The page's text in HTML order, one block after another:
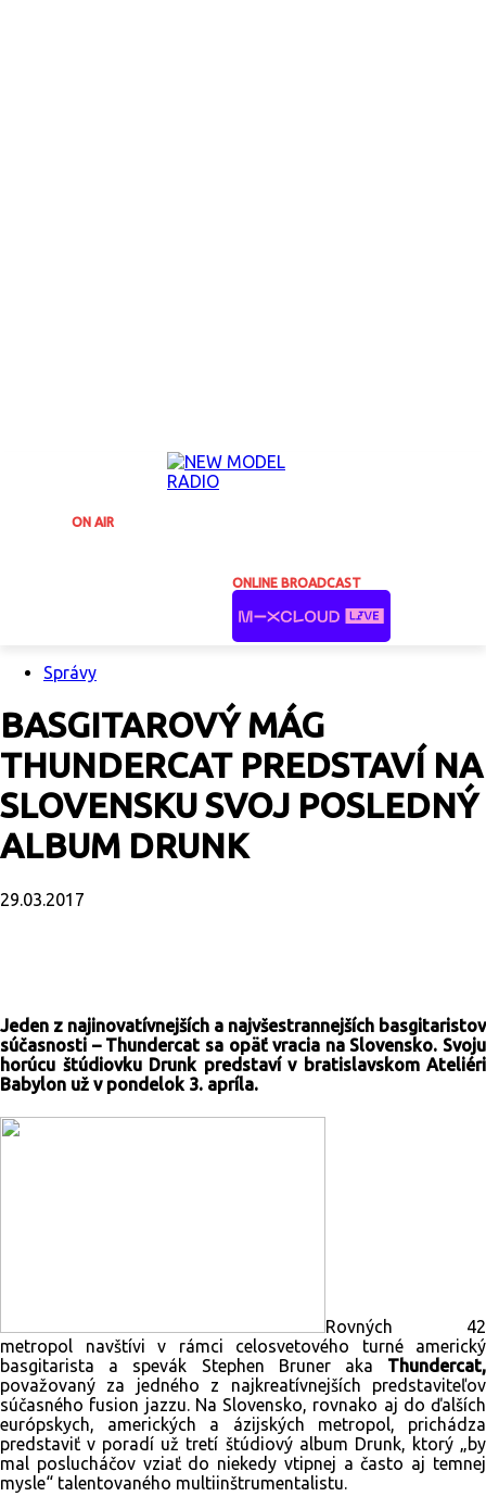
ON AIR
ONLINE BROADCAST
Správy
BASGITAROVÝ MÁG
THUNDERCAT PREDSTAVÍ NA
SLOVENSKU SVOJ POSLEDNÝ
ALBUM DRUNK
29.03.2017
Jeden z najinovatívnejších a najvšestrannejších basgitaristov
súčasnosti – Thundercat sa opäť vracia na Slovensko. Svoju
horúcu štúdiovku Drunk predstaví v bratislavskom Ateliéri
Babylon už v pondelok 3. apríla.
Rovných 42
metropol navštívi v rámci celosvetového turné americký
basgitarista a spevák Stephen Bruner aka Thundercat,
považovaný za jedného z najkreatívnejších predstaviteľov
súčasného fusion jazzu. Na Slovensko, rovnako aj do ďalších
európskych, amerických a ázijských metropol, prichádza
predstaviť v poradí už tretí štúdiový album Drunk, ktorý „by
mal poslucháčov vziať do niekedy vtipnej a často aj temnej
mysle“ talentovaného multiinštrumentalistu.